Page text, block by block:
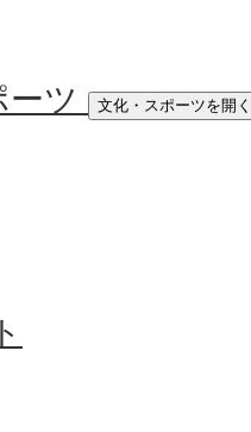
ツ
文化・スポーツを開く